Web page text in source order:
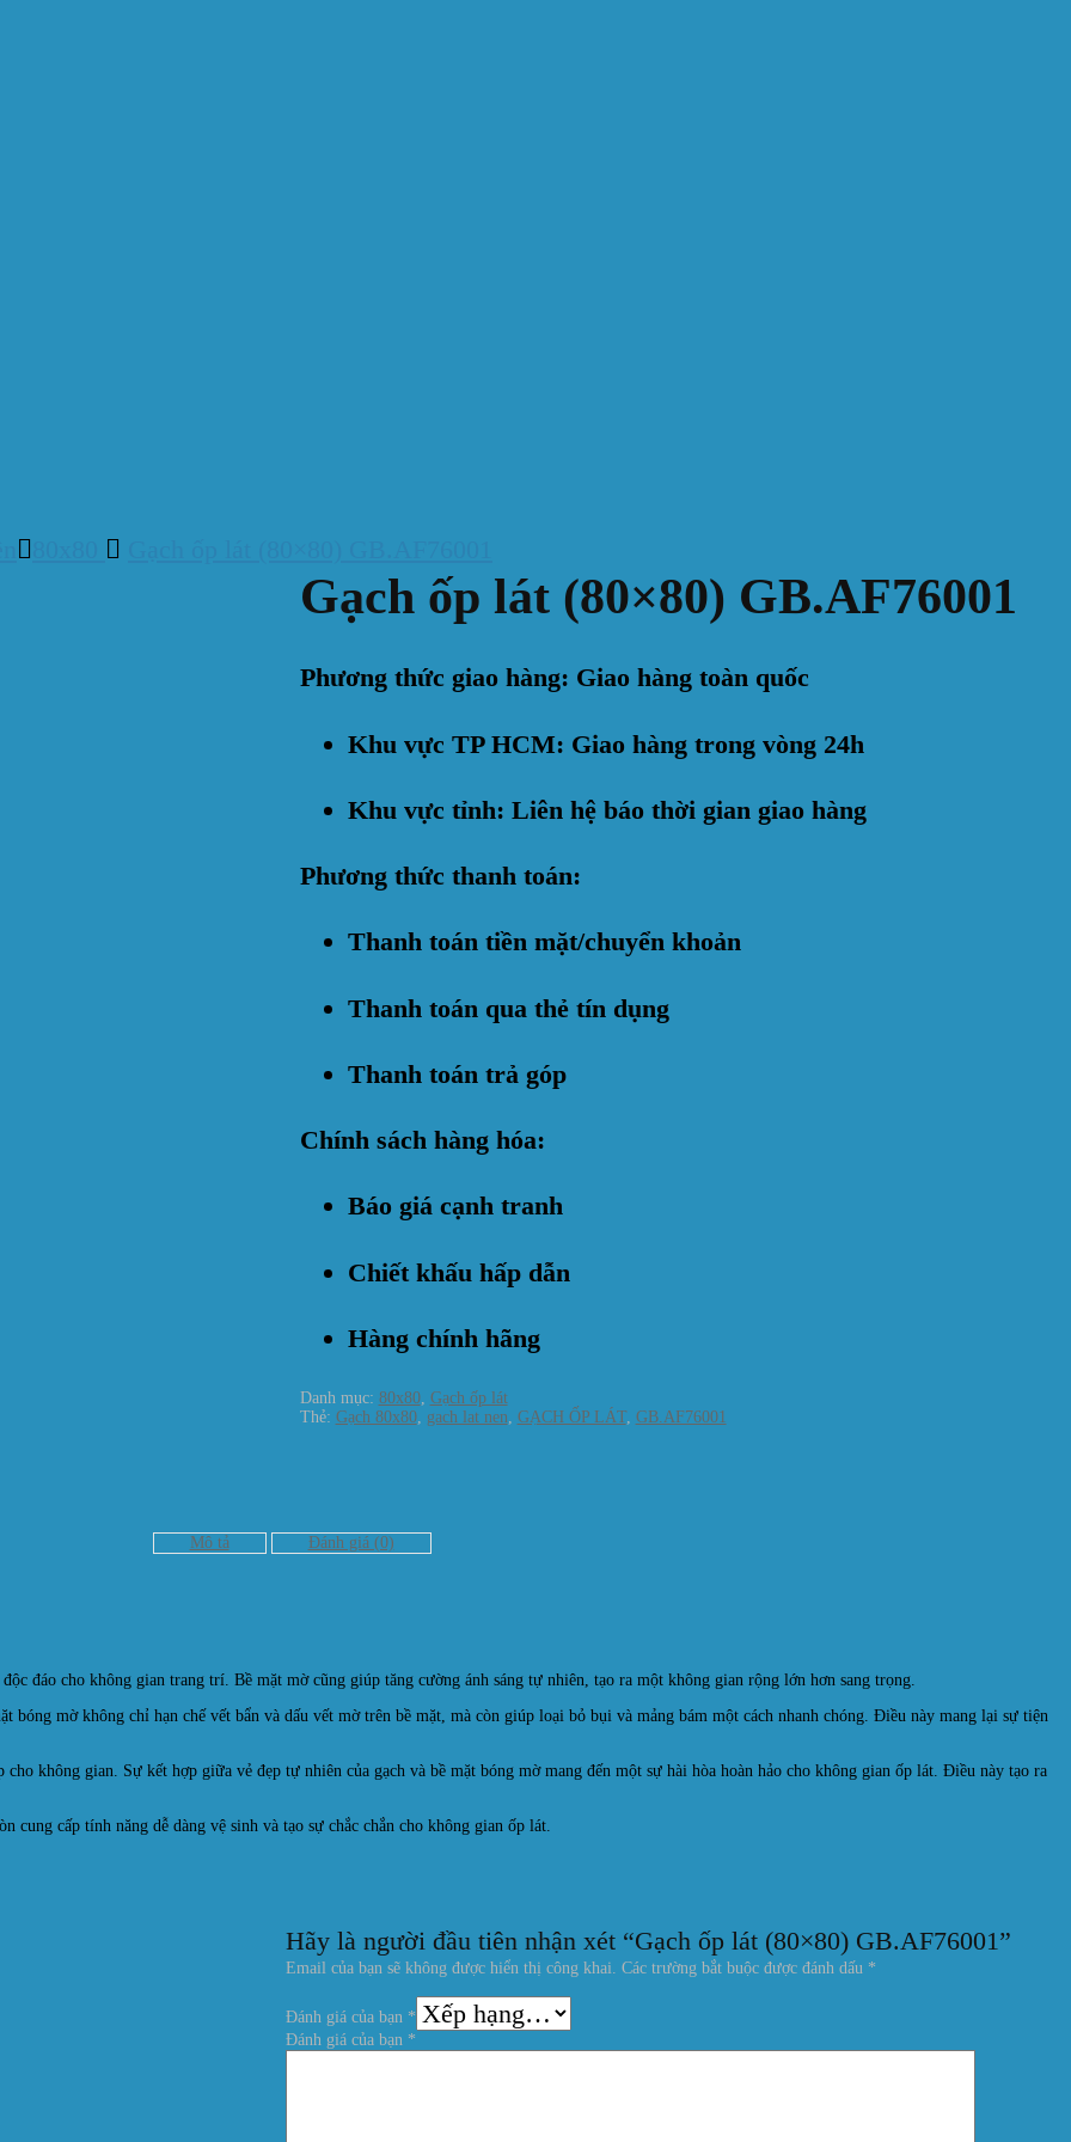
Gạch ốp lát (80×80) GB.AF76001
Phương thức giao hàng: Giao hàng toàn quốc
Khu vực TP HCM: Giao hàng trong vòng 24h
Khu vực tỉnh: Liên hệ báo thời gian giao hàng
Phương thức thanh toán:
Thanh toán tiền mặt/chuyển khoản
Thanh toán qua thẻ tín dụng
Thanh toán trả góp
Chính sách hàng hóa:
Báo giá cạnh tranh
Chiết khấu hấp dẫn
Hàng chính hãng
Danh mục: 80x80, Gạch ốp lát
Thẻ: Gạch 80x80, gach lat nen, GẠCH ỐP LÁT, GB.AF76001
Mô tả Đánh giá (0)
đáo cho không gian trang trí. Bề mặt mờ cũng giúp tăng cường ánh sáng tự nhiên, tạo ra một không gian rộng lớn hơn sang trọng.
bóng mờ không chỉ hạn chế vết bẩn và dấu vết mờ trên bề mặt, mà còn giúp loại bỏ bụi và mảng bám một cách nhanh chóng. Điều này mang lại sự tiện
không gian. Sự kết hợp giữa vẻ đẹp tự nhiên của gạch và bề mặt bóng mờ mang đến một sự hài hòa hoàn hảo cho không gian ốp lát. Điều này tạo ra
cung cấp tính năng dễ dàng vệ sinh và tạo sự chắc chắn cho không gian ốp lát.
Hãy là người đầu tiên nhận xét “Gạch ốp lát (80×80) GB.AF76001”
Email của bạn sẽ không được hiển thị công khai. Các trường bắt buộc được đánh dấu *
Đánh giá của bạn *
Đánh giá của bạn *